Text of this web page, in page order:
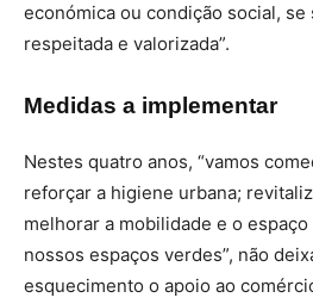
económica ou condição social, se
respeitada e valorizada”.
Medidas a implementar
Nestes quatro anos, “vamos
reforçar a higiene urbana;
melhorar a mobilidade e o
nossos espaços verdes”, não
esquecimento o apoio ao